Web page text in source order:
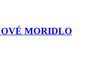
MORIDLO